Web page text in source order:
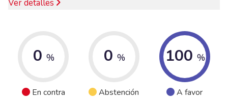
Ver detalles
0 %
En contra
0 %
Abstención
100 %
A favor